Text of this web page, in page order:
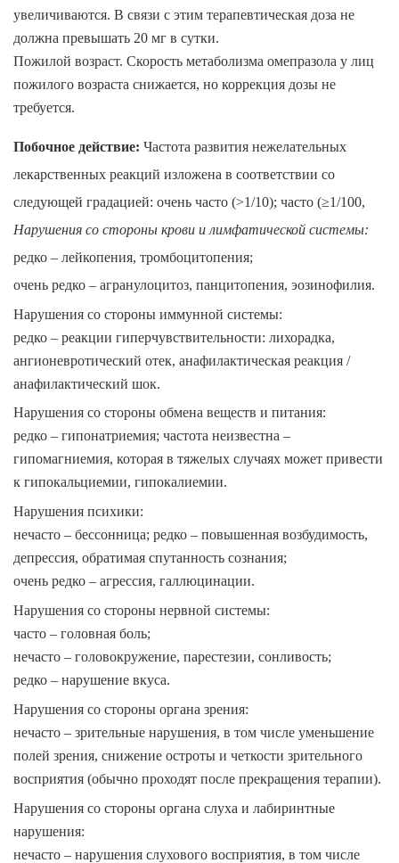
увеличиваются. В связи с этим терапевтическая доза не
должна превышать 20 мг в сутки.
Пожилой возраст. Скорость метаболизма омепразола у лиц
пожилого возраста снижается, но коррекция дозы не
требуется.
Побочное действие: Частота развития нежелательных
лекарственных реакций изложена в соответствии со
следующей градацией: очень часто (>1/10); часто (≥1/100,
Нарушения со стороны крови и лимфатической системы:
редко – лейкопения, тромбоцитопения;
очень редко – агранулоцитоз, панцитопения, эозинофилия.
Нарушения со стороны иммунной системы:
редко – реакции гиперчувствительности: лихорадка,
ангионевротический отек, анафилактическая реакция /
анафилактический шок.
Нарушения со стороны обмена веществ и питания:
редко – гипонатриемия; частота неизвестна –
гипомагниемия, которая в тяжелых случаях может привести
к гипокальциемии, гипокалиемии.
Нарушения психики:
нечасто – бессонница; редко – повышенная возбудимость,
депрессия, обратимая спутанность сознания;
очень редко – агрессия, галлюцинации.
Нарушения со стороны нервной системы:
часто – головная боль;
нечасто – головокружение, парестезии, сонливость;
редко – нарушение вкуса.
Нарушения со стороны органа зрения:
нечасто – зрительные нарушения, в том числе уменьшение
полей зрения, снижение остроты и четкости зрительного
восприятия (обычно проходят после прекращения терапии).
Нарушения со стороны органа слуха и лабиринтные
нарушения:
нечасто – нарушения слухового восприятия, в том числе